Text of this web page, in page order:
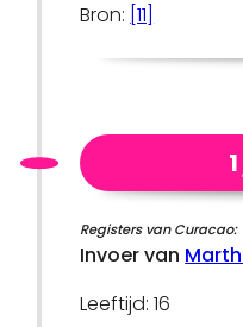
Bron: [11]
Registers van Curacao:
Invoer van
Leeftijd: 16